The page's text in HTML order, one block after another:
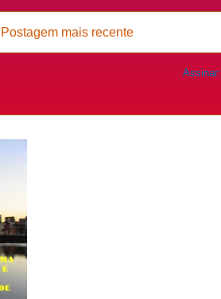
Postagem mais recente
Assinar: